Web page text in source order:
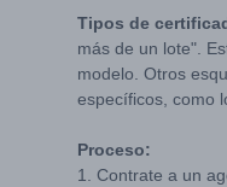
Tipos de
más de un lote".
modelo. Otros
específicos, como
Proceso:
1. Contrate a un